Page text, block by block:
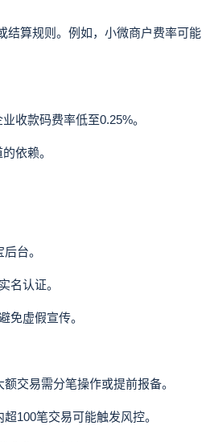
算规则。例如，小微商户费率可能
款码费率低至0.25%。
依赖。
台。
认证。
虚假宣传。
交易需分笔操作或提前报备。
100笔交易可能触发风控。